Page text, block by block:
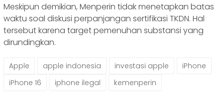
Meskipun demikian, Menperin tidak menetapkan batas
waktu soal diskusi perpanjangan sertifikasi TKDN. Hal
tersebut karena target pemenuhan substansi yang
dirundingkan.
Apple apple indonesia investasi apple
iPhone
iPhone 16
iphone ilegal kemenperin